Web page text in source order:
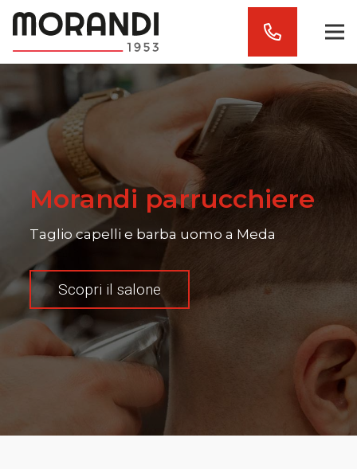
Morandi parrucchiere
Scopri il salone
Taglio capelli e barba uomo a Meda